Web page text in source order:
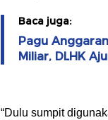
Baca juga:
Pagu
Miliar, DLHK
“Dulu sumpit